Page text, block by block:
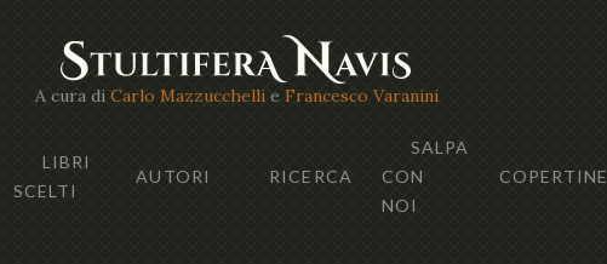
A cura di Carlo Mazzucchellie Francesco Varanini
LIBRI
SCELTI
AUTORI RICERCA
SALPA
CON
NOI
COPERTINE